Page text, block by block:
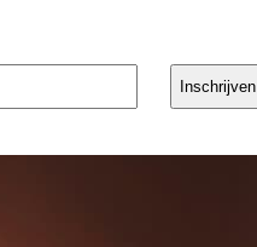
Inschrijven